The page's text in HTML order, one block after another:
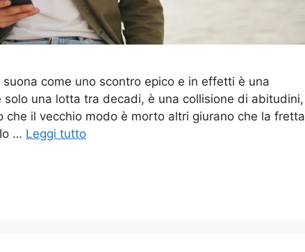
come uno scontro epico e in effetti è una
una lotta tra decadi, è una collisione di abitudini,
che il vecchio modo è morto altri giurano che la fretta
… Leggi tutto